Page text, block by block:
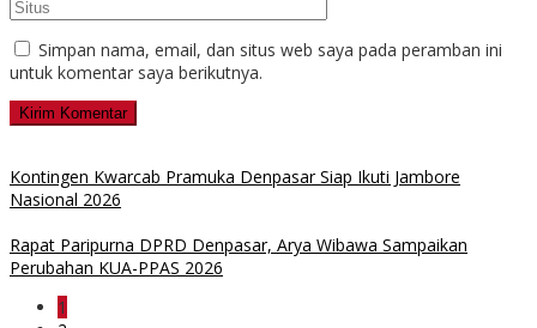
Simpan nama, email, dan situs web saya pada peramban ini
untuk komentar saya berikutnya.
Kontingen Kwarcab Pramuka Denpasar Siap Ikuti Jambore
Nasional 2026
Rapat Paripurna DPRD Denpasar, Arya Wibawa Sampaikan
Perubahan KUA-PPAS 2026
1